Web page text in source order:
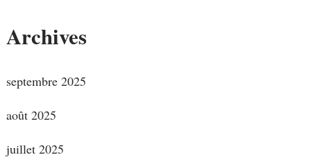
Archives
septembre 2025
août 2025
juillet 2025